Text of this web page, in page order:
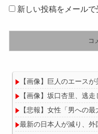
新しい投稿をメールで
【画像】巨人のエース
【画像】坂口杏里、逃
【悲報】女性「男への
最新の日本人が減り、